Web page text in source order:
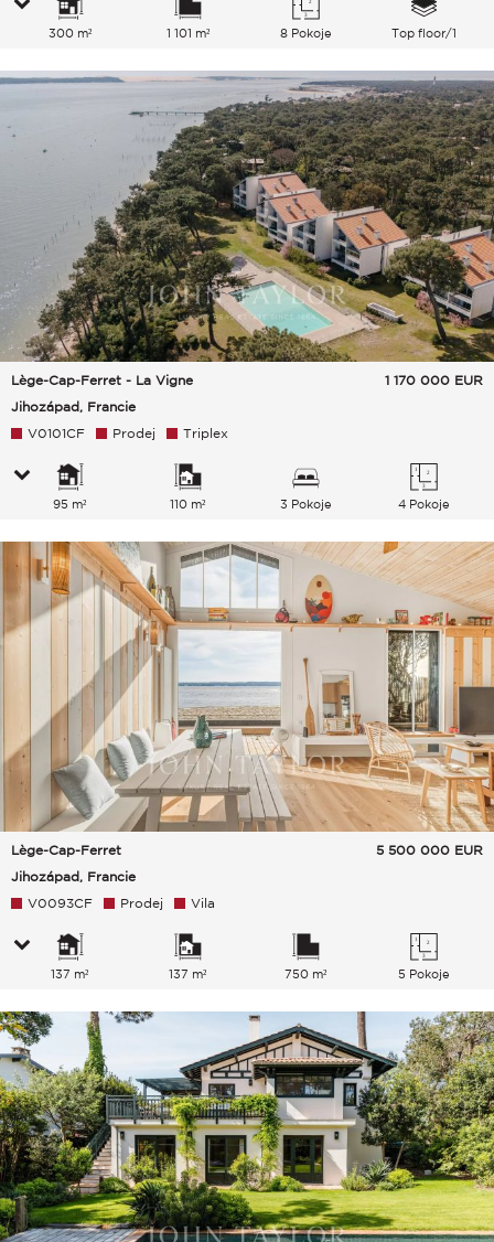
300 m² 1 101 m² 8 Pokoje Top floor/1
Lège-Cap-Ferret - La Vigne
Jihozápad, Francie
1 170 000 EUR
V0101CF Prodej Triplex
95 m² 110 m² 3 Pokoje 4 Pokoje
Lège-Cap-Ferret
Jihozápad, Francie
5 500 000 EUR
V0093CF Prodej Vila
137 m² 137 m² 750 m² 5 Pokoje